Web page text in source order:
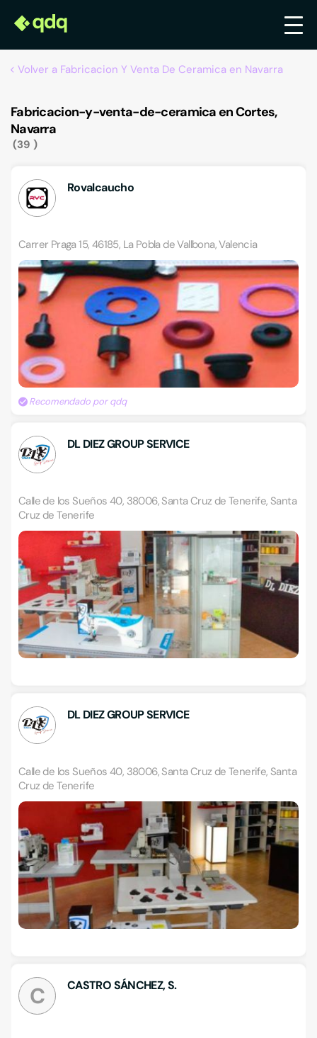
Volver a Fabricacion Y Venta De Ceramica en Navarra
Fabricacion-y-venta-de-ceramica en Cortes,
Navarra
39
Rovalcaucho
Carrer Praga 15, 46185, La Pobla de Vallbona, Valencia
Recomendado por qdq
DL DIEZ GROUP SERVICE
Calle de los Sueños 40, 38006, Santa Cruz de Tenerife, Santa
Cruz de Tenerife
DL DIEZ GROUP SERVICE
Calle de los Sueños 40, 38006, Santa Cruz de Tenerife, Santa
Cruz de Tenerife
C CASTRO SÁNCHEZ, S.